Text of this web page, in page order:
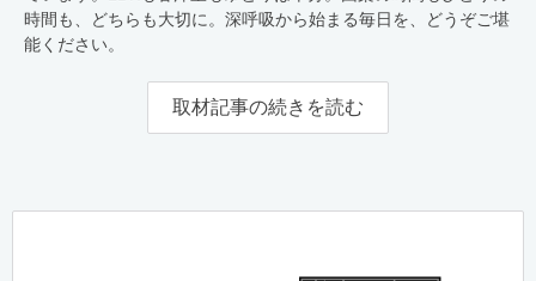
時間も、どちらも大切に。深呼吸から始まる毎日を、どうぞご堪
能ください。
取材記事の続きを読む